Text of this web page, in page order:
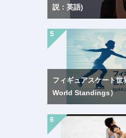
説：英語)
フィギュアスケート世
World Standings）